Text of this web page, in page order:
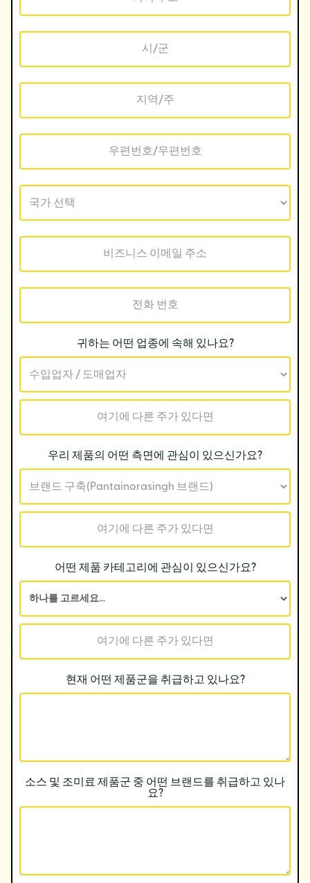
귀하는 어떤 업종에 속해 있나요?
우리 제품의 어떤 측면에 관심이 있으신가요?
현재 어떤 제품군을 취급하고 있나요?
소스 및 조미료 제품군 중 어떤 브랜드를 취급하고 있나
요?
어떤 제품 카테고리에 관심이 있으신가요?